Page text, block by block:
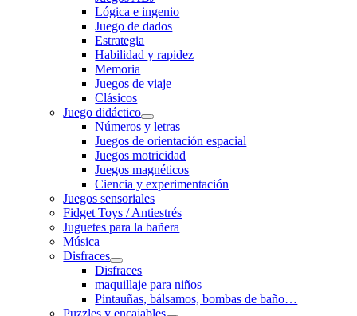
Lógica e ingenio
Juego de dados
Estrategia
Habilidad y rapidez
Memoria
Juegos de viaje
Clásicos
Juego didáctico
Números y letras
Juegos de orientación espacial
Juegos motricidad
Juegos magnéticos
Ciencia y experimentación
Juegos sensoriales
Fidget Toys / Antiestrés
Juguetes para la bañera
Música
Disfraces
Disfraces
maquillaje para niños
Pintauñas, bálsamos, bombas de baño…
Puzzles y encajables